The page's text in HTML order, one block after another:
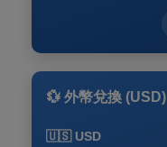
💱 外幣兌換 (USD)
🇺🇸 USD